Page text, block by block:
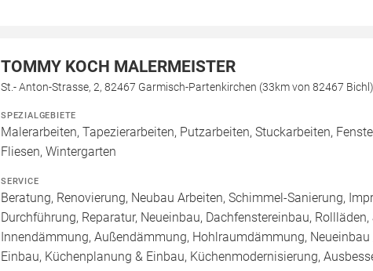
TOMMY KOCH MALERMEISTER
St.- Anton-Strasse, 2, 82467 Garmisch-Partenkirchen (33km von 82467 Bichl)
SPEZIALGEBIETE
Malerarbeiten, Tapezierarbeiten, Putzarbeiten, Stuckarbeiten,
Fliesen, Wintergarten
SERVICE
Beratung, Renovierung, Neubau Arbeiten, Schimmel-Sanierung,
Durchführung, Reparatur, Neueinbau, Dachfenstereinbau,
Innendämmung, Außendämmung, Hohlraumdämmung,
Einbau, Küchenplanung & Einbau, Küchenmodernisierung,